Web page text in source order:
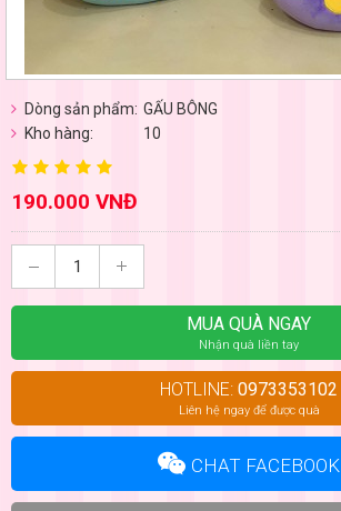
Dòng sản phẩm: GẤU BÔNG
Kho hàng:
10
190.000 VNĐ
MUA QUÀ NGAY
Nhận quà liền tay
HOTLINE: 0973353102
Liên hệ ngay để được quà
CHAT FACEBOOK